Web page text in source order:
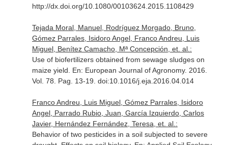
http://dx.doi.org/10.1080/00103624.2015.1108429
Tejada Moral, Manuel, Rodríguez Morgado, Bruno,
Gómez Parrales, Isidoro Angel, Franco Andreu, Luis
Miguel, Benítez Camacho, Mª Concepción, et. al.:
Use of biofertilizers obtained from sewage sludges on
maize yield. En: European Journal of Agronomy. 2016.
Vol. 78. Pag. 13-19. doi:10.1016/j.eja.2016.04.014
Franco Andreu, Luis Miguel, Gómez Parrales, Isidoro
Angel, Parrado Rubio, Juan, García Izquierdo, Carlos
Javier, Hernández Fernández, Teresa, et. al.:
Behavior of two pesticides in a soil subjected to severe